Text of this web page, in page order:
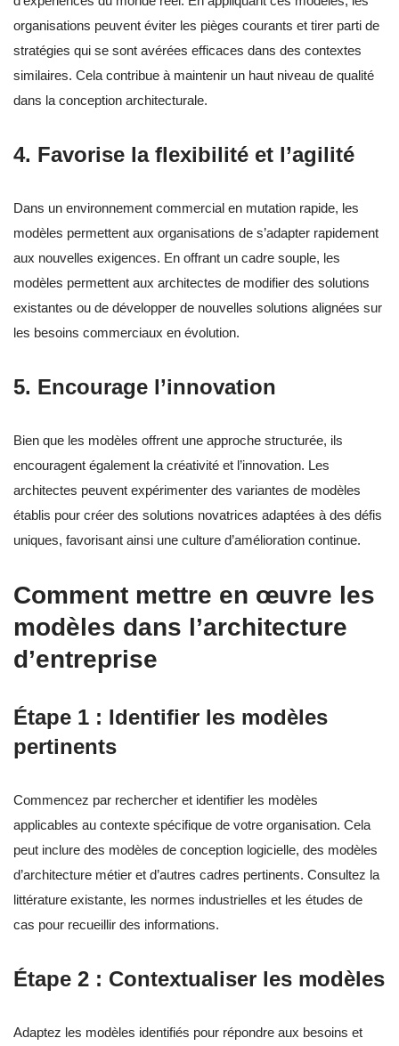
organisations peuvent éviter les pièges courants et tirer parti de
stratégies qui se sont avérées efficaces dans des contextes
similaires. Cela contribue à maintenir un haut niveau de qualité
dans la conception architecturale.
4. Favorise la flexibilité et l’agilité
Dans un environnement commercial en mutation rapide, les
modèles permettent aux organisations de s’adapter rapidement
aux nouvelles exigences. En offrant un cadre souple, les
modèles permettent aux architectes de modifier des solutions
existantes ou de développer de nouvelles solutions alignées sur
les besoins commerciaux en évolution.
5. Encourage l’innovation
Bien que les modèles offrent une approche structurée, ils
encouragent également la créativité et l’innovation. Les
architectes peuvent expérimenter des variantes de modèles
établis pour créer des solutions novatrices adaptées à des défis
uniques, favorisant ainsi une culture d’amélioration continue.
Comment mettre en œuvre les
modèles dans l’architecture
d’entreprise
Étape 1 : Identifier les modèles
pertinents
Commencez par rechercher et identifier les modèles
applicables au contexte spécifique de votre organisation. Cela
peut inclure des modèles de conception logicielle, des modèles
d’architecture métier et d’autres cadres pertinents. Consultez la
littérature existante, les normes industrielles et les études de
cas pour recueillir des informations.
Étape 2 : Contextualiser les modèles
Adaptez les modèles identifiés pour répondre aux besoins et